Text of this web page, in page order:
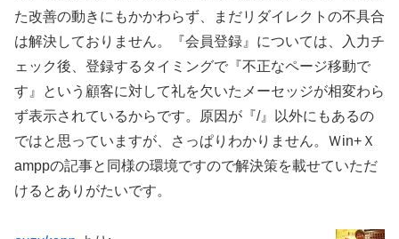
た改善の動きにもかかわらず、まだリダイレクトの不具合
は解決しておりません。『会員登録』については、入力チ
ェック後、登録するタイミングで『不正なページ移動で
す』という顧客に対して礼を欠いたメーセッジが相変わら
ず表示されているからです。原因が『/』以外にもあるの
ではと思っていますが、さっぱりわかりません。Ｗin+Ｘ
amppの記事と同様の環境ですので解決策を載せていただ
けるとありがたいです。